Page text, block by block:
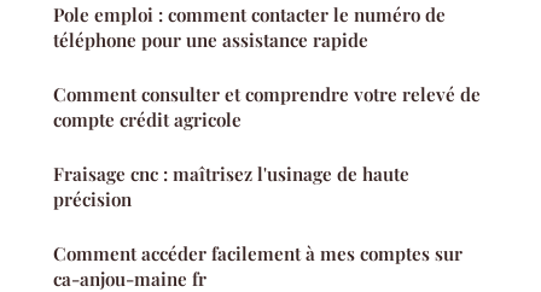
Pole emploi : comment contacter le numéro de
téléphone pour une assistance rapide
Comment consulter et comprendre votre relevé de
compte crédit agricole
Fraisage cnc : maîtrisez l'usinage de haute
précision
Comment accéder facilement à mes comptes sur
ca-anjou-maine fr